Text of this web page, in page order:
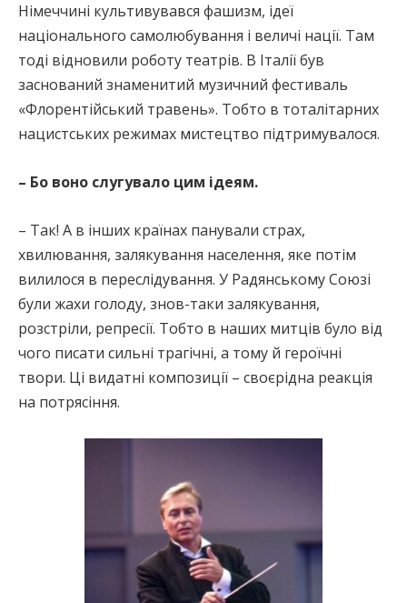
Німеччині культивувався фашизм, ідеї
національного самолюбування і величі нації. Там
тоді відновили роботу театрів. В Італії був
заснований знаменитий музичний фестиваль
«Флорентійський травень». Тобто в тоталітарних
нацистських режимах мистецтво підтримувалося.
– Бо воно слугувало цим ідеям.
– Так! А в інших країнах панували страх,
хвилювання, залякування населення, яке потім
вилилося в переслідування. У Радянському Союзі
були жахи голоду, знов-таки залякування,
розстріли, репресії. Тобто в наших митців було від
чого писати сильні трагічні, а тому й героїчні
твори. Ці видатні композиції – своєрідна реакція
на потрясіння.